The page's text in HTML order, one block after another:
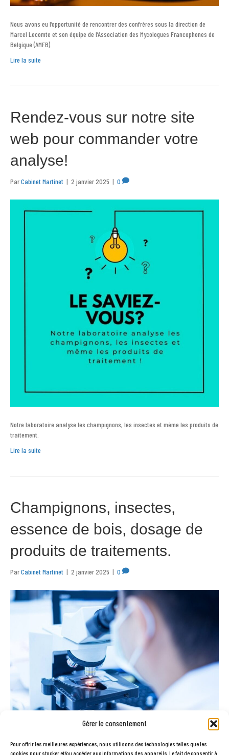
Gérer le consentement
Pour offrir les meilleures expériences, nous utilisons des technologies telles que les
cookies pour stocker et/ou accéder aux informations des appareils. Le fait de consentir à
Nous avons eu l’opportunité de rencontrer des confrères sous la direction de
Marcel Lecomte et son équipe de l’Association des Mycologues Francophones de
Belgique (AMFB).
Lire la suite
Rendez-vous sur notre site
web pour commander votre
analyse!
ParCabinet Martinet | 2 janvier 2025 | 0
Notre laboratoire analyse les champignons, les insectes et même les produits de
traitement.
Lire la suite
Champignons, insectes,
essence de bois, dosage de
produits de traitements.
ParCabinet Martinet | 2 janvier 2025 | 0
Nous proposons l’identification des champignons lignivores, des insectes,